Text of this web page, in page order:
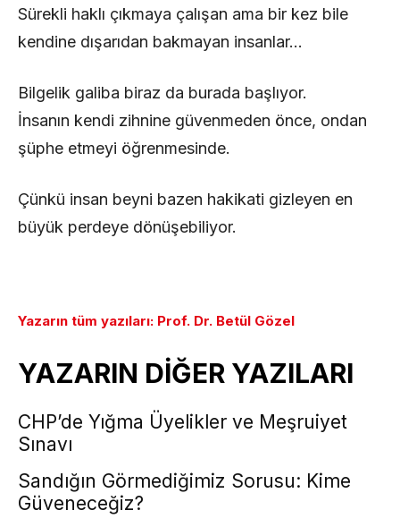
Sürekli haklı çıkmaya çalışan ama bir kez bile
kendine dışarıdan bakmayan insanlar…
Bilgelik galiba biraz da burada başlıyor.
İnsanın kendi zihnine güvenmeden önce, ondan
şüphe etmeyi öğrenmesinde.
Çünkü insan beyni bazen hakikati gizleyen en
büyük perdeye dönüşebiliyor.
Yazarın tüm yazıları: Prof. Dr. Betül Gözel
YAZARIN DİĞER YAZILARI
CHP’de Yığma Üyelikler ve Meşruiyet
Sınavı
Sandığın Görmediğimiz Sorusu: Kime
Güveneceğiz?